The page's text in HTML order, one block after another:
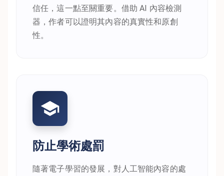
信任，這一點至關重要。借助 AI 內容檢測
器，作者可以證明其內容的真實性和原創
性。
防止學術處罰
隨著電子學習的發展，對人工智能內容的處